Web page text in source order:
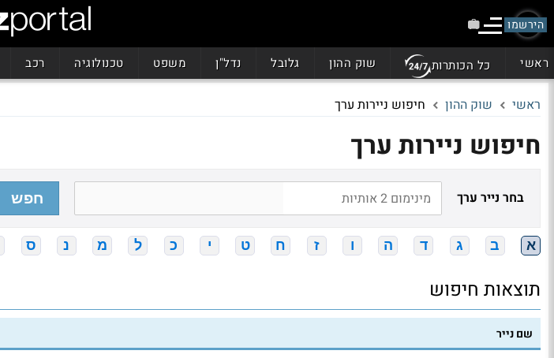
הירשמו
ראשי כל הכותרות שוק ההון גלובל נדל"ן משפט טכנולוגיה רכב
ראשי שוק ההון חיפוש ניירות ערך
חיפוש ניירות ערך
בחר נייר ערך חפש
א ב ג ד ה ו ז ח ט י כ ל מ נ ס
תוצאות חיפוש
שם נייר